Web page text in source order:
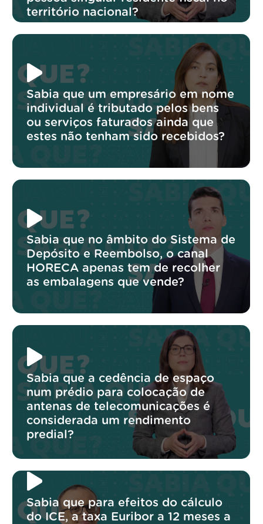
território nacional?
Sabia que um empresário em nome
individual é tributado pelos bens
ou serviços faturados ainda que
estes não tenham sido recebidos?
Sabia que no âmbito do Sistema de
Depósito e Reembolso, o canal
HORECA apenas tem de recolher
as embalagens que vende?
Sabia que a cedência de espaço
num prédio para colocação de
antenas de telecomunicações é
considerada um rendimento
predial?
Sabia que para efeitos do cálculo
do ICE, a taxa Euribor a 12 meses a